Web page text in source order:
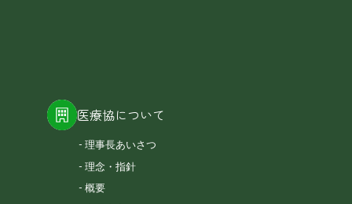
医療協について
理事長あいさつ
理念・指針
概要